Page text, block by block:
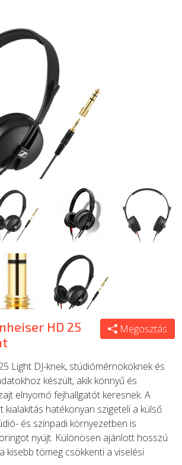
HD 25
Megosztás
Light DJ-knek, stúdiómérnököknek és
készült, akik könnyű és
elnyomó fejhallgatót keresnek. A
kialakítás hatékonyan szigeteli a külső
és színpadi környezetben is
nyújt. Különösen ajánlott hosszú
kisebb tömeg csökkenti a viselési